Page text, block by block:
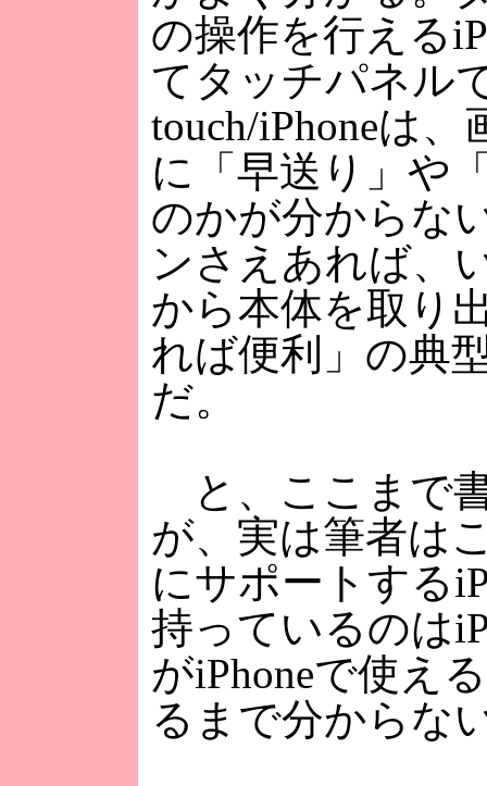
の操作を行える
てタッチパネル
touch/iPhoneは
に「早送り」や
のかが分からな
ンさえあれば、
から本体を取り
れば便利」の典
だ。
と、ここまで
が、実は筆者は
にサポートする
持っているのは
がiPhoneで使え
るまで分からな